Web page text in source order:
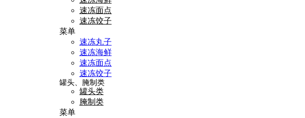
速冻面点
速冻饺子
菜单
速冻丸子
速冻海鲜
速冻面点
速冻饺子
罐头、腌制类
罐头类
腌制类
菜单